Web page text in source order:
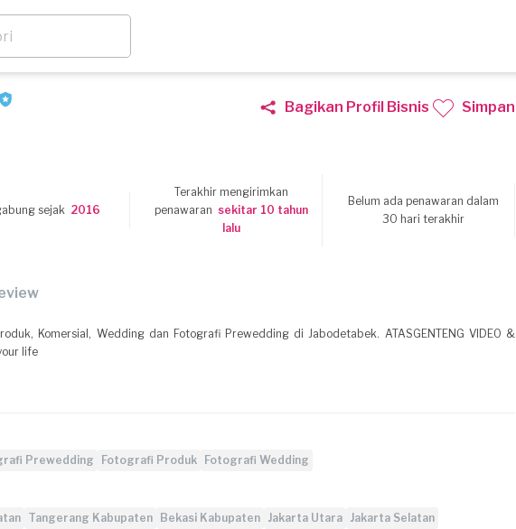
Bagikan Profil Bisnis Simpan
sejak 2016
Terakhir mengirimkan
penawaran sekitar 10 tahun
lalu
Belum ada penawaran dalam
30 hari terakhir
Komersial, Wedding dan Fotografi Prewedding di Jabodetabek. ATASGENTENG VIDEO &
life
Prewedding Fotografi Produk Fotografi Wedding
Tangerang Kabupaten Bekasi Kabupaten Jakarta Utara Jakarta Selatan